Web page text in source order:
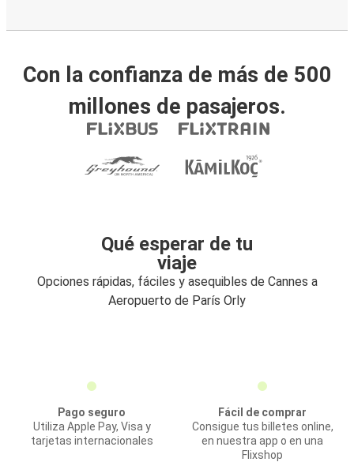
Con la confianza de más de 500
millones de pasajeros.
Qué esperar de tu
viaje
Opciones rápidas, fáciles y asequibles de Cannes a
Aeropuerto de París Orly
Pago seguro
Utiliza Apple Pay, Visa y
tarjetas internacionales
Fácil de comprar
Consigue tus billetes online,
en nuestra app o en una
Flixshop